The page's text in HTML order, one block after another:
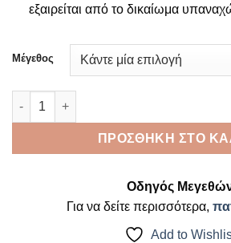
εξαιρείται από το δικαίωμα
Μέγεθος
Tulum Breeze ποσότητα
ΠΡΟΣΘΉΚΗ ΣΤΟ
Οδηγός
Για να δείτε περισσότερα,
Add to